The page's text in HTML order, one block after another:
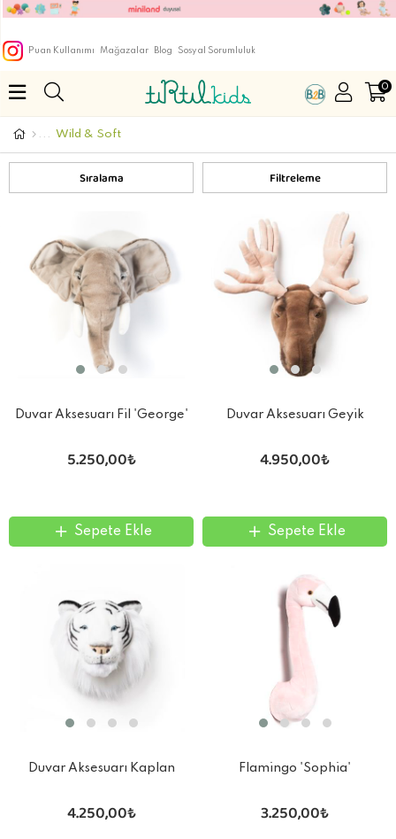
Puan Kullanımı Mağazalar Blog Sosyal Sorumluluk
0
Wild & Soft
Filtreleme
Sıralama
Duvar Aksesuarı Fil 'George'
5.250,00₺
Sepete Ekle
Duvar Aksesuarı Geyik
4.950,00₺
Sepete Ekle
Duvar Aksesuarı Kaplan
4.250,00₺
Flamingo 'Sophia'
3.250,00₺